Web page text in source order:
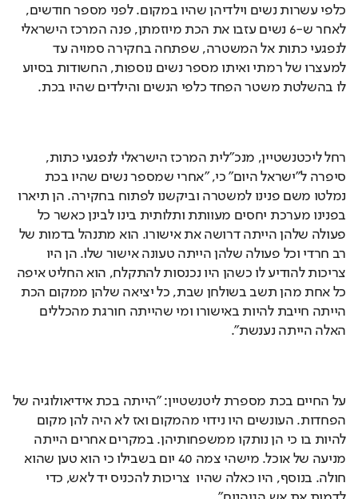
כלפי עשרות נשים וילדיהן שהיו במקום. לפני מספר חודשים,
לאחר ש-6 נשים עזבו את הכת מיוזמתן, פנה המרכז הישראלי
לנפגעי כתות אל המשטרה, שפתחה בחקירה סמויה עד
למעצרו של רמתי ואיתו מספר נשים נוספות, החשודות בסיוע
לו בהשלטת משטר הפחד כלפי הנשים והילדים שהיו בכת.
רחל ליכטנשטיין, מנכ״לית המרכז הישראלי לנפגעי כתות,
סיפרה ל״ישראל היום״ כי, ״אחרי שמספר נשים שהיו בכת
נמלטו משם פנינו למשטרה וביקשנו לפתוח בחקירה. הן תיארו
בפנינו מערכת יחסים מעוותת ותלותית בינו לבינן כאשר כל
פעולה שלהן הייתה דרושה את אישורו. הוא מתנהל בדמות של
רב חרדי וכל פעולה שלהן הייתה טעונה אישור שלו. הן היו
צריכות להודיע לו כשהן היו נכנסות להתקלח, הוא החליט איפה
כל אחת מהן תשב בשולחן שבת, כל יציאה שלהן ממקום הכת
הייתה חייבת להיות באישורו ומי שהייתה חורגת מהכללים
האלה הייתה נענשת".
על החיים בכת מספרת ליטנשטיין: "הייתה בכת אידיאולוגיה של
הפחדות. העונשים היו נידוי מהמקום ואז לא היה להן מקום
להיות בו כי הן נותקו ממשפחותיהן. במקרים אחרים הייתה
מניעה של אוכל. מישהי צמה 40 יום בשבילו כי הוא טען שהוא
חולה. בנוסף, היו כאלה שהיו  צריכות להכניס יד לאש, כדי